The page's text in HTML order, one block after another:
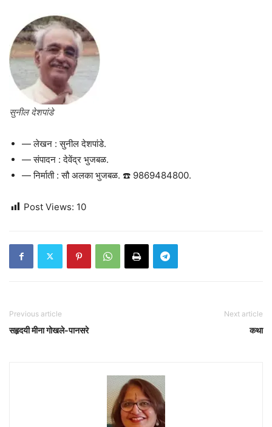
सुनील देशपांडे
— लेखन : सुनील देशपांडे.
— संपादन : देवेंद्र भुजबळ.
— निर्माती : सौ अलका भुजबळ. ☎️ 9869484800.
Post Views: 10
Previous article
सहृदयी मीना गोखले-पानसरे
Next article
कथा